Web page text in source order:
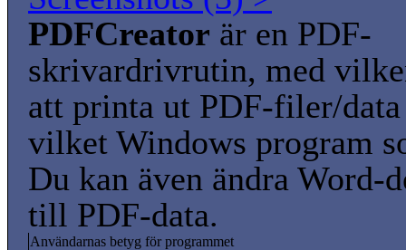
PDFCreator är en PDF-
skrivardrivrutin, med
att printa ut PDF-filer/data
vilket Windows program
Du kan även ändra Word-
till PDF-data.
Användarnas betyg för programmet